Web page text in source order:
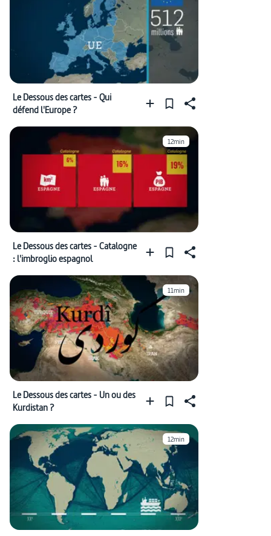
Le Dessous des cartes - Qui
défend l'Europe ?
12min
Le Dessous des cartes - Catalogne
: l'imbroglio espagnol
11min
Le Dessous des cartes - Un ou des
Kurdistan ?
12min